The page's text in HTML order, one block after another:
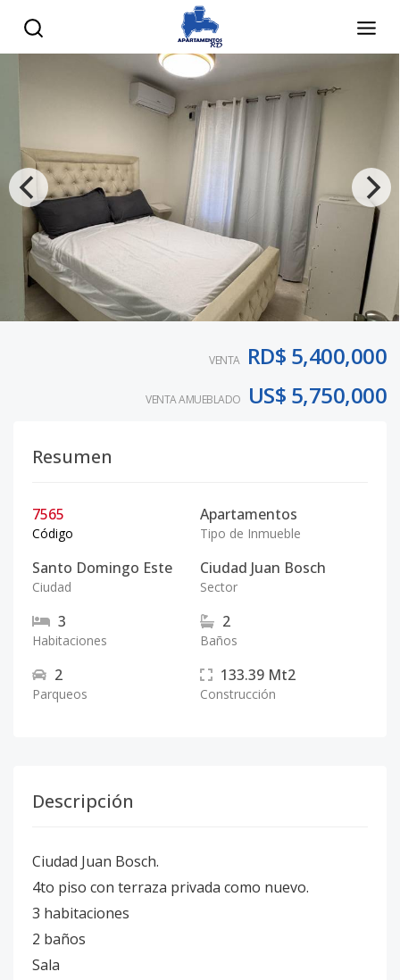
VENTA RD$ 5,400,000
VENTA AMUEBLADO US$ 5,750,000
Resumen
7565
Código
Apartamentos
Tipo de Inmueble
Santo Domingo Este
Ciudad
Ciudad Juan Bosch
Sector
3
Habitaciones
2
Baños
2
Parqueos
133.39 Mt2
Construcción
Descripción
Ciudad Juan Bosch.
4to piso con terraza privada como nuevo.
3 habitaciones
2 baños
Sala